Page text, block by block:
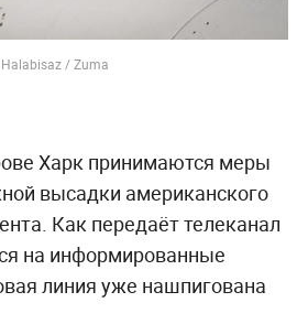
/ Zuma
Харк принимаются меры
высадки американского
Как передаёт телеканал
на информированные
линия уже нашпигована